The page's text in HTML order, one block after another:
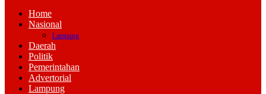
Home
Nasional
Lampung
Daerah
Politik
Pemerintahan
Advertorial
Lampung